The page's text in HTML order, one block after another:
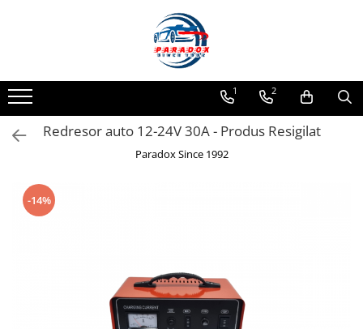
ACCESORII AUTO
Abtibild / Sticker Auto
Baby on Board
RO; EU
Semn incepator
Accesorii Sezon Rece
Accesorii Siguranta Auto
1 2
Redresor auto 12-24V 30A - Produs Resigilat
Paradox Since 1992
-14%